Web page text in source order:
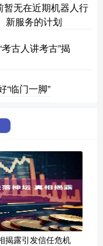
无在近期机器人行
新服务的计划
古人讲考古”揭
“临门一脚”
揭露引发信任危机